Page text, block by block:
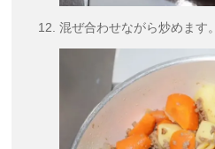
混ぜ合わせながら炒めます。